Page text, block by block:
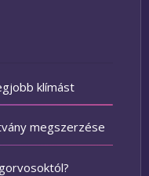
klímást
megszerzése